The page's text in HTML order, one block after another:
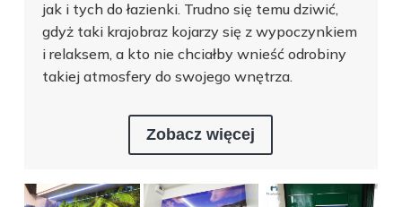
jak i tych do łazienki. Trudno się temu dziwić,
gdyż taki krajobraz kojarzy się z wypoczynkiem
i relaksem, a kto nie chciałby wnieść odrobiny
takiej atmosfery do swojego wnętrza.
Zobacz więcej